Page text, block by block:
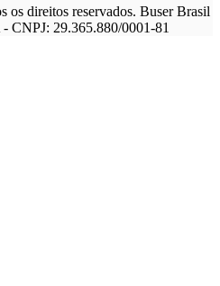
direitos reservados. Buser Brasil
CNPJ: 29.365.880/0001-81